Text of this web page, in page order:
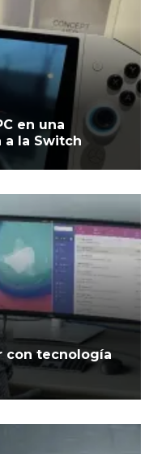
en una
la Switch
con tecnología